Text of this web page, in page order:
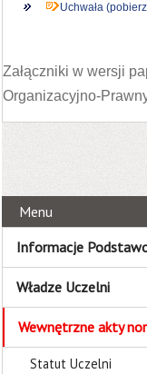
Uchwała
Załączniki w wersji
Organizacyjno-
Menu
Informacje
Władze Uczelni
Wewnętrzne akty
Statut Uczelni